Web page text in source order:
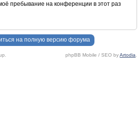
пребывание на конференции в этот раз
на полную версию форума
phpBB Mobile / SEO byArtodia